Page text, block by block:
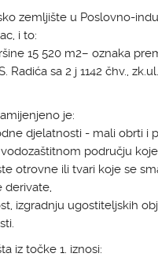
zemljište u Poslovno-
i to:
15 520 m2– oznaka
Radića sa 2 j 1142 čhv.,
je:
djelatnosti - mali obrti i
području
otrovne ili tvari koje se
derivate,
izgradnju ugostiteljskih
iz točke 1. iznosi: